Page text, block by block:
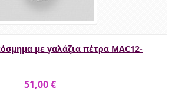
με γαλάζια πέτρα MAC12-
51,00 €